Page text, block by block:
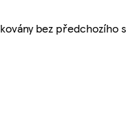
bez předchozího